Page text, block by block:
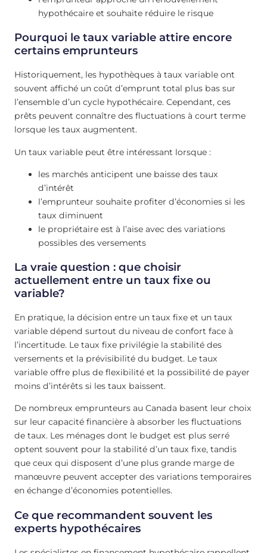
hypothécaire et souhaite réduire le risque
Pourquoi le taux variable attire encore
certains emprunteurs
Historiquement, les hypothèques à taux variable ont
souvent affiché un coût d’emprunt total plus bas sur
l’ensemble d’un cycle hypothécaire. Cependant, ces
prêts peuvent connaître des fluctuations à court terme
lorsque les taux augmentent.
Un taux variable peut être intéressant lorsque :
les marchés anticipent une baisse des taux
d’intérêt
l’emprunteur souhaite profiter d’économies si les
taux diminuent
le propriétaire est à l’aise avec des variations
possibles des versements
La vraie question : que choisir
actuellement entre un taux fixe ou
variable?
En pratique, la décision entre un taux fixe et un taux
variable dépend surtout du niveau de confort face à
l’incertitude. Le taux fixe privilégie la stabilité des
versements et la prévisibilité du budget. Le taux
variable offre plus de flexibilité et la possibilité de payer
moins d’intérêts si les taux baissent.
De nombreux emprunteurs au Canada basent leur choix
sur leur capacité financière à absorber les fluctuations
de taux. Les ménages dont le budget est plus serré
optent souvent pour la stabilité d’un taux fixe, tandis
que ceux qui disposent d’une plus grande marge de
manœuvre peuvent accepter des variations temporaires
en échange d’économies potentielles.
Ce que recommandent souvent les
experts hypothécaires